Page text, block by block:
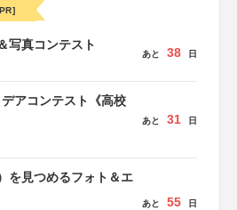
写真コンテスト
あと 38 日
アコンテスト《高校
あと 31 日
を見つめるフォト＆エ
あと 55 日